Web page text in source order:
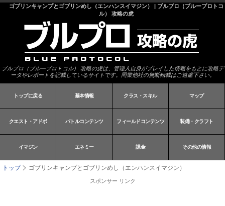
ゴブリンキャンプとゴブリンめし（エンハンスイマジン） | ブルプロ（ブループロトコ
ル） 攻略の虎
ブルプロ（ブループロトコル） 攻略の虎は、管理人自身がプレイした情報をもとに攻略デ
ータやレポートを記載しているサイトです。同業他社の無断転載はご遠慮下さい。
トップに戻る 基本情報 クラス・スキル マップ
クエスト・アドボ バトルコンテンツ フィールドコンテンツ 装備・クラフト
イマジン エネミー 課金 その他の情報
トップ ゴブリンキャンプとゴブリンめし（エンハンスイマジン）
スポンサー リンク